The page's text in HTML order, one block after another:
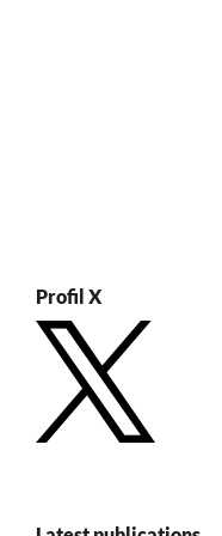
Profil X